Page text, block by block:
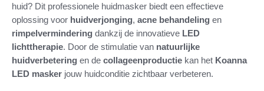
huid? Dit professionele huidmasker biedt een effectieve
oplossing voor huidverjonging, acne behandeling en
rimpelvermindering dankzij de innovatieve LED
lichttherapie. Door de stimulatie van natuurlijke
huidverbetering en de collageenproductie kan het Koanna
LED masker jouw huidconditie zichtbaar verbeteren.